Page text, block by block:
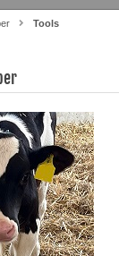
Tools